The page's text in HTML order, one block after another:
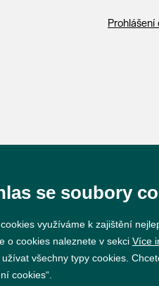
se soubory
využíváme k zajištění
o cookies naleznete v sekci Více
užívat všechny typy cookies.
cookies“.